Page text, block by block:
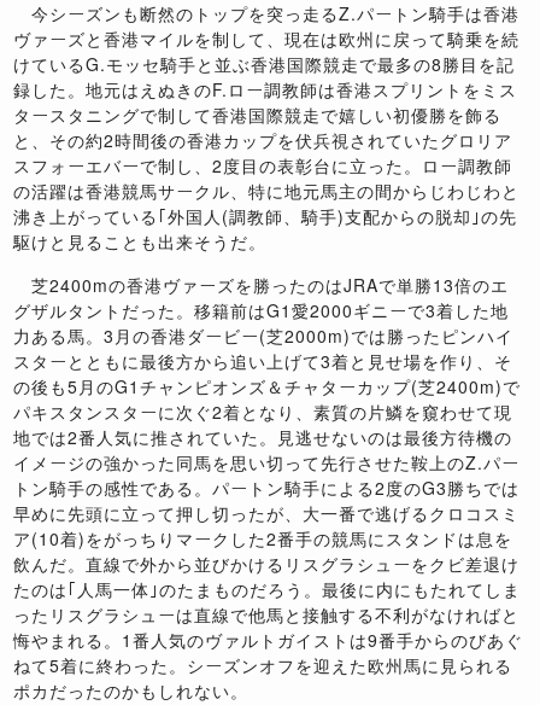
今シーズンも断然のトップを突っ走るZ.パートン騎手は香港
ヴァーズと香港マイルを制して、現在は欧州に戻って騎乗を続
けているG.モッセ騎手と並ぶ香港国際競走で最多の8勝目を記
録した。地元はえぬきのF. ロー調教師は香港スプリントをミス
タースタニングで制して香港国際競走で嬉しい初優勝を飾る
と、その約2時間後の香港カップを伏兵視されていたグロリア
スフォーエバーで制し、2度目の表彰台に立った。ロー調教師
の活躍は香港競馬サークル、特に地元馬主の間からじわじわと
沸き上がっている｢外国人 (調教師、騎手)支配からの脱却｣の先
駆けと見ることも出来そうだ。
芝2400mの香港ヴァーズを勝ったのはJRAで単勝13倍のエ
グザルタントだった。移籍前はG1愛2000ギニーで3着した地
力ある馬。3 月の香港ダービー(芝2000m)では勝ったピンハイ
スターとともに最後方から追い上げて3着と見せ場を作り、そ
の後も5月のG1チャンピオンズ＆チャターカップ(芝2400m)で
パキスタンスターに次ぐ2着となり、素質の片鱗を窺わせて現
地では2番人気に推されていた。見逃せないのは最後方待機の
イメージの強かった同馬を思い切って先行させた鞍上のZ.パー
トン騎手の感性である。パートン騎手による2度のG3勝ちでは
早めに先頭に立って押し切ったが、大一番で逃げるクロコスミ
ア(10着)をがっちりマークした2番手の競馬にスタンドは息を
飲んだ。直線で外から並びかけるリスグラシューをクビ差退け
たのは｢人馬一体｣のたまものだろう。最後に内にもたれてしま
ったリスグラシューは直線で他馬と接触する不利がなければと
悔やまれる。 1番人気のヴァルトガイストは9番手からのびあぐ
ねて5着に終わった。シーズンオフを迎えた欧州馬に見られる
ポカだったのかもしれない。